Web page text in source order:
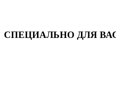
СПЕЦИАЛЬНО ДЛЯ